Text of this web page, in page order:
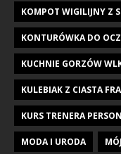
KOMPOT WIGILIJNY Z
KONTURÓWKA DO
KUCHNIE GORZÓW
KULEBIAK Z CIASTA
KURS TRENERA
MODA I URODA